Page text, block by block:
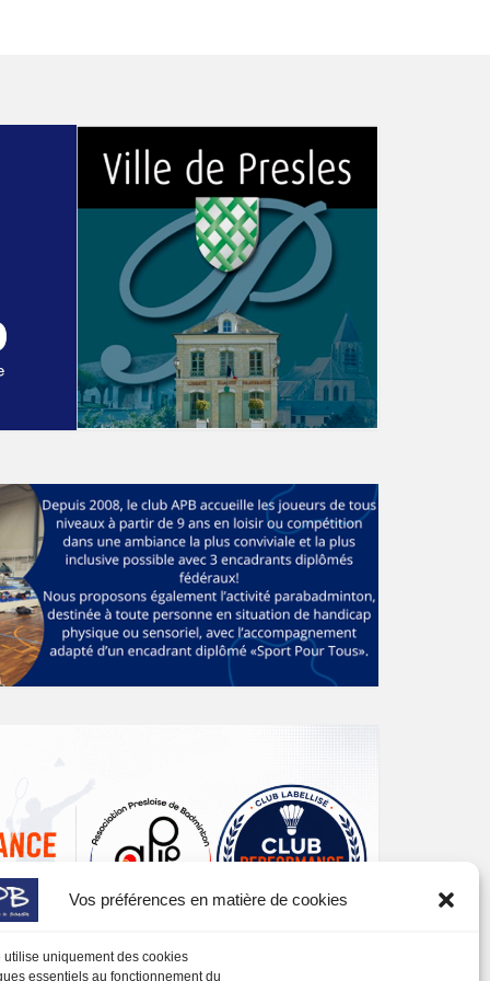
Vos préférences en matière de cookies
utilise uniquement des cookies
essentiels au fonctionnement du